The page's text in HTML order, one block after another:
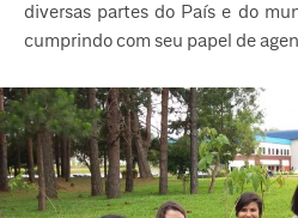
diversas partes do País e do
cumprindo com seu papel de